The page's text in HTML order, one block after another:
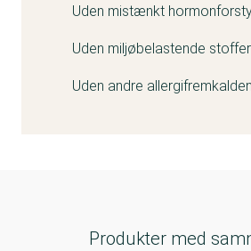
Uden mistænkt
Uden miljøbelastende stoffer
Uden andre
Produkter med